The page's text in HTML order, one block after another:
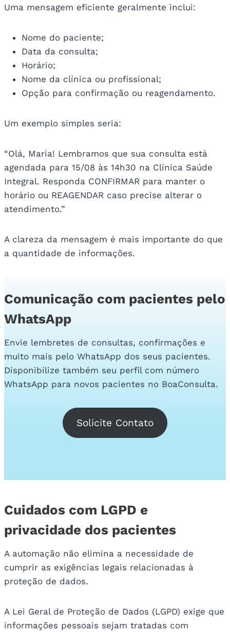
Uma mensagem eficiente geralmente inclui:
Nome do paciente;
Data da consulta;
Horário;
Nome da clínica ou profissional;
Opção para confirmação ou reagendamento.
Um exemplo simples seria:
“Olá, Maria! Lembramos que sua consulta está
agendada para 15/08 às 14h30 na Clínica Saúde
Integral. Responda CONFIRMAR para manter o
horário ou REAGENDAR caso precise alterar o
atendimento.”
A clareza da mensagem é mais importante do que
a quantidade de informações.
Comunicação com pacientes pelo
WhatsApp
Envie lembretes de consultas, confirmações e
muito mais pelo WhatsApp dos seus pacientes.
Disponibilize também seu perfil com número
WhatsApp para novos pacientes no BoaConsulta.
Solicite Contato
Cuidados com LGPD e
privacidade dos pacientes
A automação não elimina a necessidade de
cumprir as exigências legais relacionadas à
proteção de dados.
A Lei Geral de Proteção de Dados (LGPD) exige que
informações pessoais sejam tratadas com